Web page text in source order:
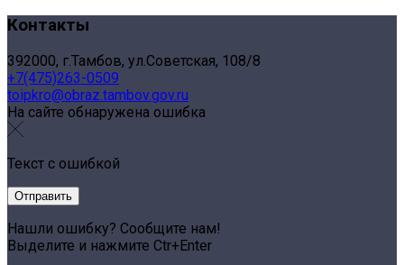
Контакты
392000, г.Тамбов, ул.Советская, 108/8
+7(475)263-0509
toipkro@obraz.tambov.gov.ru
На сайте обнаружена ошибка
Текст с ошибкой
Нашли ошибку? Сообщите нам!
Выделите и нажмите Ctr+Enter